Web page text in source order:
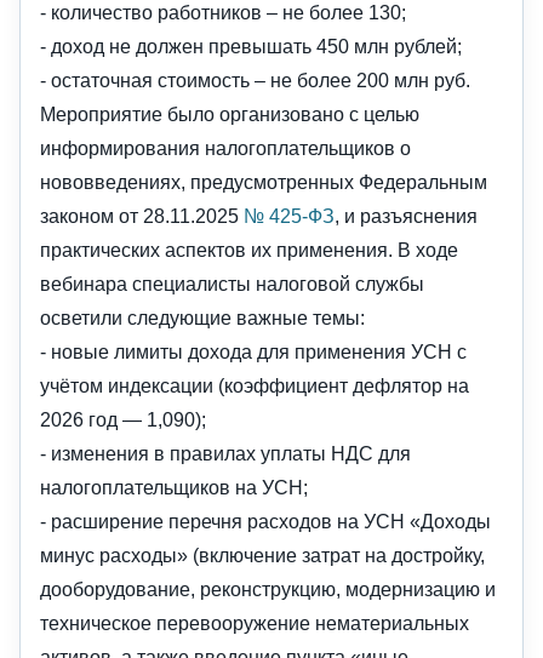
- количество работников – не более 130;
- доход не должен превышать 450 млн рублей;
- остаточная стоимость – не более 200 млн руб.
Мероприятие было организовано с целью
информирования налогоплательщиков о
нововведениях, предусмотренных Федеральным
законом от 28.11.2025 № 425-ФЗ, и разъяснения
практических аспектов их применения. В ходе
вебинара специалисты налоговой службы
осветили следующие важные темы:
- новые лимиты дохода для применения УСН с
учётом индексации (коэффициент дефлятор на
2026 год — 1,090);
- изменения в правилах уплаты НДС для
налогоплательщиков на УСН;
- расширение перечня расходов на УСН «Доходы
минус расходы» (включение затрат на достройку,
дооборудование, реконструкцию, модернизацию и
техническое перевооружение нематериальных